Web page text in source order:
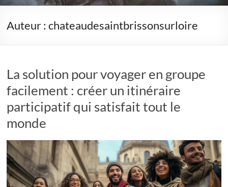
Auteur :chateaudesaintbrissonsurloire
La solution pour voyager en groupe
facilement : créer un itinéraire
participatif qui satisfait tout le
monde